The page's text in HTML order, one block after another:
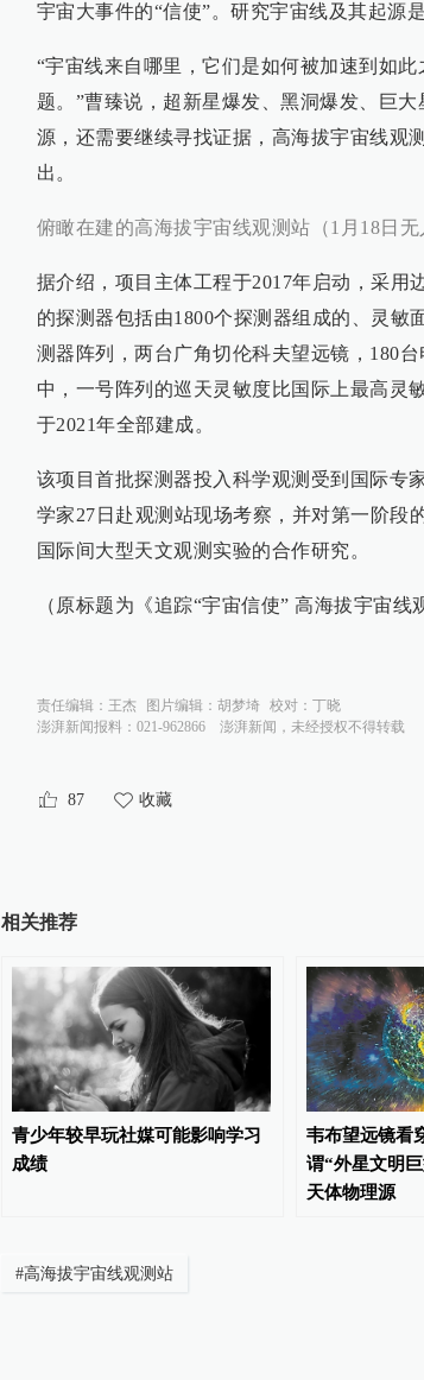
宇宙大事件的“信使”。研究宇宙线及其起源
“宇宙线来自哪里，它们是如何被加速到如
题。”曹臻说，超新星爆发、黑洞爆发、巨
源，还需要继续寻找证据，高海拔宇宙线观
出。
俯瞰在建的高海拔宇宙线观测站（1月18日
据介绍，项目主体工程于2017年启动，采用
的探测器包括由1800个探测器组成的、灵敏
测器阵列，两台广角切伦科夫望远镜，180
中，一号阵列的巡天灵敏度比国际上最高灵
于2021年全部建成。
该项目首批探测器投入科学观测受到国际专
学家27日赴观测站现场考察，并对第一阶段
国际间大型天文观测实验的合作研究。
（原标题为《追踪“宇宙信使” 高海拔宇宙线
责任编辑： 王杰 图片编辑： 胡梦埼 校对： 丁晓
澎湃新闻报料：021-962866
澎湃新闻，未经授权不得转载
87 收藏
相关推荐
青少年较早玩社媒可能影响学习
成绩
韦布望远镜看
谓“外星文明
天体物理源
#高海拔宇宙线观测站